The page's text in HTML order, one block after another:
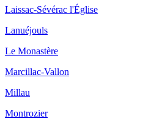
Laissac-Sévérac l'Église
Lanuéjouls
Le Monastère
Marcillac-Vallon
Millau
Montrozier